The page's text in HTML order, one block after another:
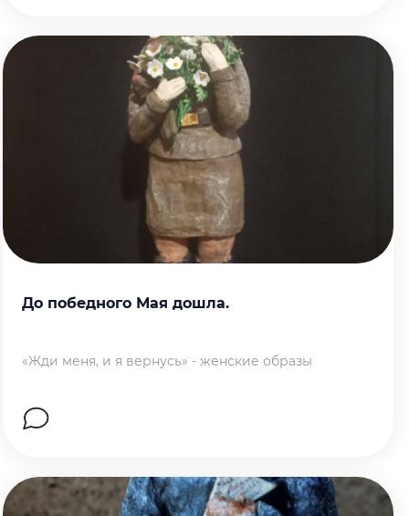
До победного Мая дошла.
«Жди меня, и я вернусь» - женские образы